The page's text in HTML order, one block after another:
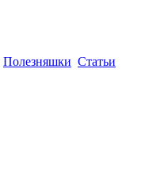
Полезняшки Статьи